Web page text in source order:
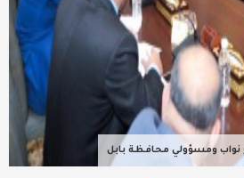
نواب ومسؤولي محافظة بابل